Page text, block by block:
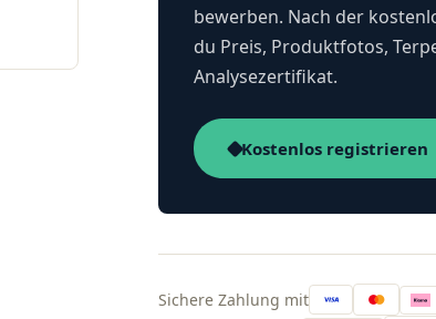
bewerben. Nach der
du Preis, Produktfotos,
Analysezertifikat.
Kostenlos registrieren
Sichere Zahlung mit